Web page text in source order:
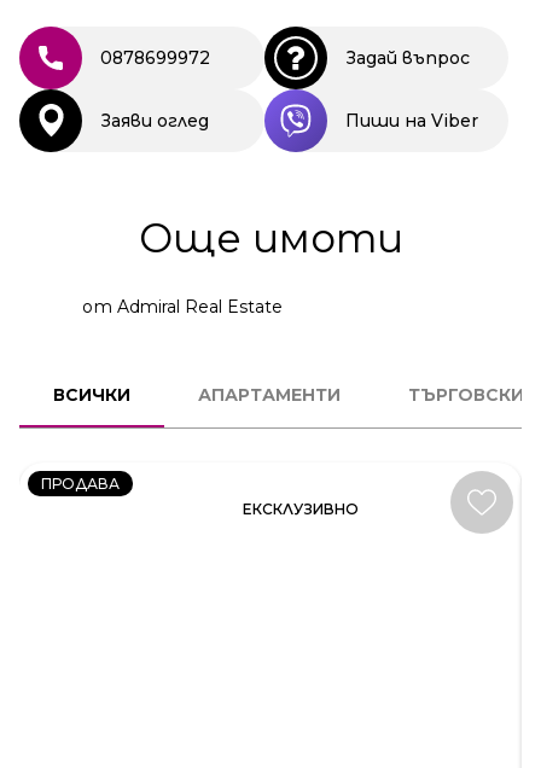
0878699972 Задай въпрос
Заяви оглед Пиши на Viber
Още имоти
от Admiral Real Estate
ВСИЧКИ АПАРТАМЕНТИ ТЪРГОВСКИ
ПРОДАВА
ЕКСКЛУЗИВНО
СТАЕН
КОД:
231581